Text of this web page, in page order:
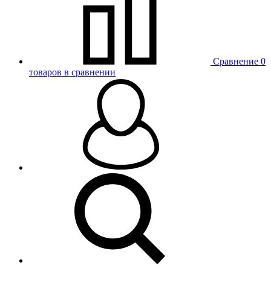
Сравнение 0
товаров в сравнении